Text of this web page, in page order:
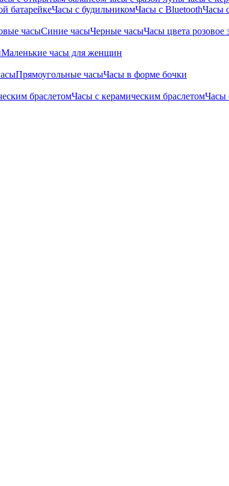
батарейкеЧасы с будильникомЧасы с BluetoothЧасы
часыСиние часыЧерные часыЧасы цвета розовое
Маленькие часы для женщин
Прямоугольные часыЧасы в форме бочки
браслетомЧасы с керамическим браслетомЧасы